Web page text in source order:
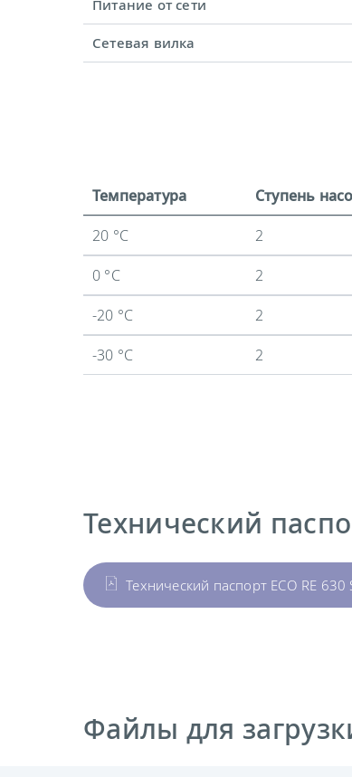
Питание от сети
Сетевая вилка
Температура Ступень
20 °C
2
0 °C
2
-20 °C
2
-30 °C
2
Технический
Технический паспорт ECO RE 630
Файлы для